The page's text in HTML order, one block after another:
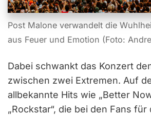
Post Malone verwandelt die
aus Feuer und Emotion (Foto:
Dabei schwankt das Konzert
zwischen zwei Extremen. Auf
allbekannte Hits wie „Better
„Rockstar“, die bei den Fans für